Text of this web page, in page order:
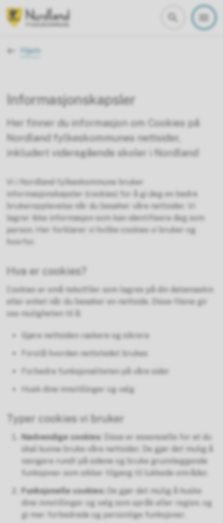
Du er her:
Hjem
Informasjonskapsler
Her finner du informasjon om Cookies på
Nordland fylkeskommunes nettsider,
inkludert videregående skoler i Nordland
Vi i Nordland fylkeskommune bruker
informasjonskapsler (cookies) for å gi deg en bedre
brukeropplevelse når du besøker våre nettsider. Vi
lagrer ikke informasjon som kan identifisere deg som
person. Her forklarer vi hvilke cookies vi bruker og
hvorfor.
Hva er cookies?
Cookies er små tekstfiler som lagres på din datamaskin
eller enhet når du besøker en nettside. Disse filene gir
oss muligheten til å:
Gjøre nettsiden raskere og sikrere
Forstå hvordan nettstedet brukes
Forbedre funksjonaliteten på våre sider
Husk dine innstillinger og valg
Typer cookies vi bruker
Nødvendige cookies : Disse er essensielle for at du
skal kunne bruke våre nettsider. De gjør det mulig å
navigere rundt på sidene og bruke grunnleggende
funksjoner som sikker tilgang til lukkede områder.
Funksjonelle cookies:
De gjør det mulig å huske
dine innstillinger og valg som språk eller region, og
gi mer forbedrede og personlige funksjoner.